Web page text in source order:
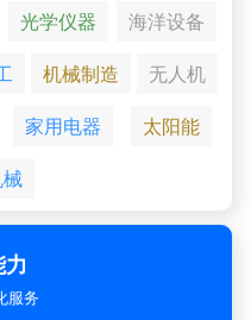
光学仪器
海洋设备
机械制造
无人机
家用电器
太阳能
服务